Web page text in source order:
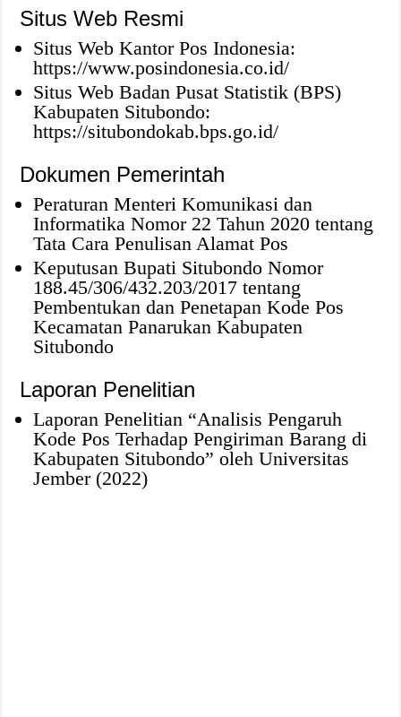
Situs Web Resmi
Situs Web Kantor Pos Indonesia:
https://www.posindonesia.co.id/
Situs Web Badan Pusat Statistik (BPS)
Kabupaten Situbondo:
https://situbondokab.bps.go.id/
Dokumen Pemerintah
Peraturan Menteri Komunikasi dan
Informatika Nomor 22 Tahun 2020 tentang
Tata Cara Penulisan Alamat Pos
Keputusan Bupati Situbondo Nomor
188.45/306/432.203/2017 tentang
Pembentukan dan Penetapan Kode Pos
Kecamatan Panarukan Kabupaten
Situbondo
Laporan Penelitian
Laporan Penelitian “Analisis Pengaruh
Kode Pos Terhadap Pengiriman Barang di
Kabupaten Situbondo” oleh Universitas
Jember (2022)